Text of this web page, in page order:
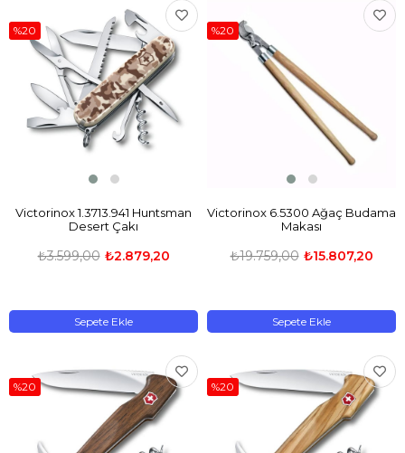
Victorinox 1.3713.941 Huntsman
Desert Çakı
₺2.879,20
₺3.599,00
Sepete Ekle
%20
Victorinox 6.5300 Ağaç Budama
Makası
₺15.807,20
₺19.759,00
Sepete Ekle
%20
%20 %20